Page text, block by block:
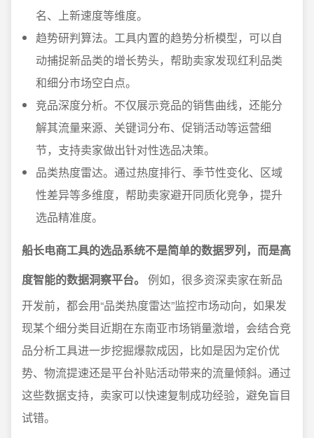
名、上新速度等维度。
趋势研判算法。工具内置的趋势分析模型，可以自
动捕捉新品类的增长势头，帮助卖家发现红利品类
和细分市场空白点。
竞品深度分析。不仅展示竞品的销售曲线，还能分
解其流量来源、关键词分布、促销活动等运营细
节，支持卖家做出针对性选品决策。
品类热度雷达。通过热度排行、季节性变化、区域
性差异等多维度，帮助卖家避开同质化竞争，提升
选品精准度。
船长电商工具的选品系统不是简单的数据罗列，而是高
度智能的数据洞察平台。
例如，很多资深卖家在新品
开发前，都会用“品类热度雷达”监控市场动向，如果发
现某个细分类目近期在东南亚市场销量激增，会结合竞
品分析工具进一步挖掘爆款成因，比如是因为定价优
势、物流提速还是平台补贴活动带来的流量倾斜。通过
这些数据支持，卖家可以快速复制成功经验，避免盲目
试错。